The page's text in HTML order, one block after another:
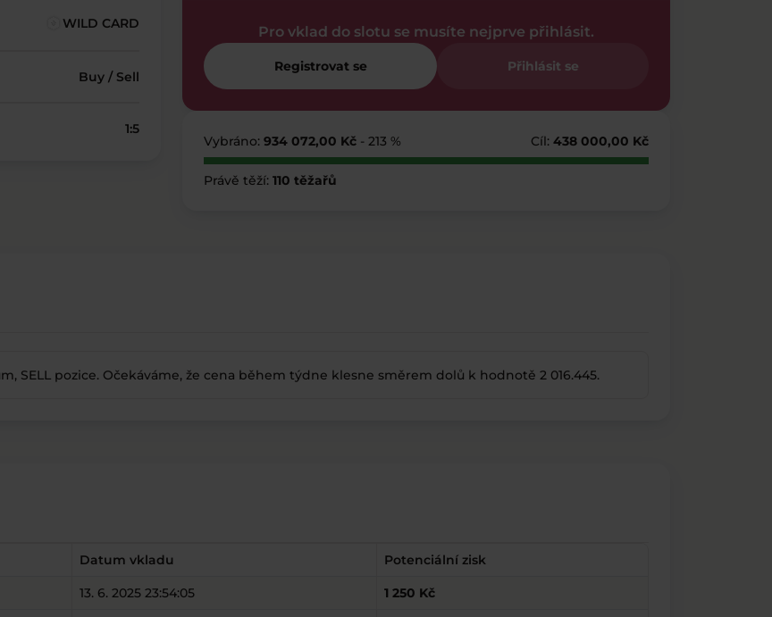
WILD CARD
Buy / Sell
1:5
Pro vklad do slotu se musíte nejprve přihlásit.
Registrovat se Přihlásit se
Vybráno: 934 072,00 Kč - 213 % Cíl: 438 000,00 Kč
Právě těží: 110 těžařů
SELL pozice. Očekáváme, že cena během týdne klesne směrem dolů k hodnotě 2 016.445.
Datum vkladu Potenciální zisk
13. 6. 2025 23:54:05 1 250 Kč